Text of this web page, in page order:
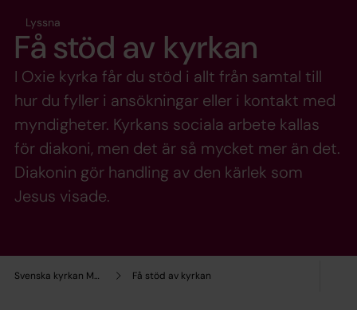
Svenska kyrkan Malmö Få stöd av kyrkan
Lyssna
Få stöd av kyrkan
I Oxie kyrka får du stöd i allt från samtal till
hur du fyller i ansökningar eller i kontakt med
myndigheter. Kyrkans sociala arbete kallas
för diakoni, men det är så mycket mer än det.
Diakonin gör handling av den kärlek som
Jesus visade.